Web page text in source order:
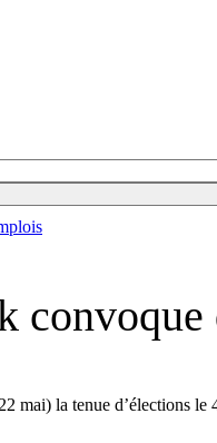
la tenue d’élections